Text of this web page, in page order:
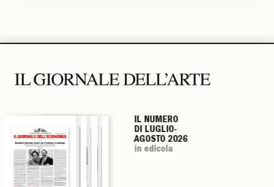
IL NUMERO
DI LUGLIO-
AGOSTO 2026
in edicola
IL NUMERO
DI LUGLIO-
AGOSTO 2026
in edicola
IL NUMERO
DI LUGLIO-
AGOSTO 2026
in edicola
IL NUMERO
DI LUGLIO-
AGOSTO 2026
in edicola